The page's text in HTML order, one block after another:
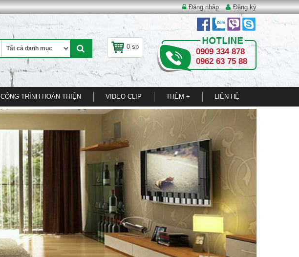
Đăng nhập Đăng ký
0 sp
0909 334 878
0962 63 75 88
CÔNG TRÌNH HOÀN THIỆN VIDEO CLIP THÊM + LIÊN HỆ